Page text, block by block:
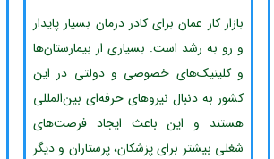
بازار کار عمان برای کادر درمان بسیار پایدار
و رو به رشد است. بسیاری از بیمارستان‌ها
و کلینیک‌های خصوصی و دولتی در این
کشور به دنبال نیروهای حرفه‌ای بین‌المللی
هستند و این باعث ایجاد فرصت‌های
شغلی بیشتر برای پزشکان، پرستاران و دیگر